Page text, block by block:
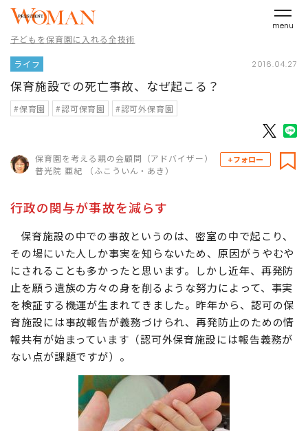
menu
子どもを保育園に入れる全技術
ライフ 2016.04.27
保育施設での死亡事故、なぜ起こる？
#保育園 #認可保育園 #認可外保育園
保育園を考える親の会顧問（アドバイザー）
普光院 亜紀 （ふこういん・あき）
+フォロー
行政の関与が事故を減らす
保育施設の中での事故というのは、密室の中で起こり、
その場にいた人しか事実を知らないため、原因がうやむや
にされることも多かったと思います。しかし近年、再発防
止を願う遺族の方々の身を削るような努力によって、事実
を検証する機運が生まれてきました。昨年から、認可の保
育施設には事故報告が義務づけられ、再発防止のための情
報共有が始まっています（認可外保育施設には報告義務が
ない点が課題ですが）。